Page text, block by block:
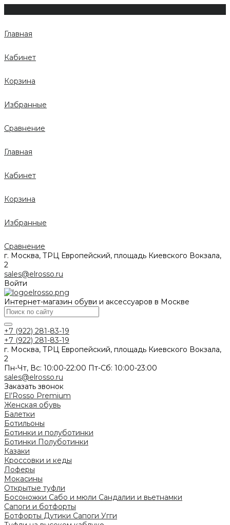
Главная
Кабинет
Корзина
Избранные
Сравнение
Главная
Кабинет
Корзина
Избранные
Сравнение
г. Москва, ТРЦ Европейский, площадь Киевского Вокзала,
2
sales@elrosso.ru
Войти
Интернет-магазин обуви и аксессуаров в Москве
+7 (922) 281-83-19
+7 (922) 281-83-19
г. Москва, ТРЦ Европейский, площадь Киевского Вокзала,
2
Пн-Чт, Вс: 10:00-22:00 Пт-Сб: 10:00-23:00
sales@elrosso.ru
Заказать звонок
El’Rosso Premium
Женская обувь
Балетки
Ботильоны
Ботинки и полуботинки
Ботинки Полуботинки
Казаки
Кроссовки и кеды
Лоферы
Мокасины
Открытые туфли
Босоножки Сабо и мюли Сандалии и вьетнамки
Сапоги и ботфорты
Ботфорты Дутики Сапоги Угги